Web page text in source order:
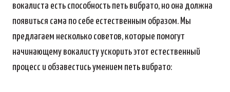
вокалиста есть способность петь вибрато, но она должна
появиться сама по себе естественным образом. Мы
предлагаем несколько советов, которые помогут
начинающему вокалисту ускорить этот естественный
процесс и обзавестись умением петь вибрато: